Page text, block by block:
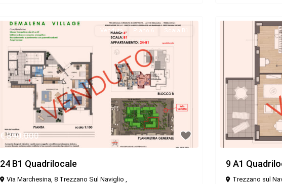
€ 390.000
Venduto Piano 6 Scala B1
24 B1 Quadrilocale
Via Marchesina, 8 Trezzano Sul Naviglio ,
9 A1
Trezzano sul